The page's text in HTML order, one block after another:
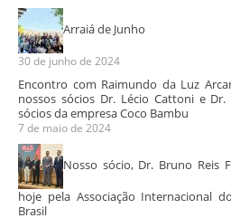
Arraiá de Junho
30 de junho de 2024
Encontro com Raimundo da Luz
nossos sócios Dr. Lécio Cattoni e
sócios da empresa Coco Bambu
7 de maio de 2024
Nosso sócio, Dr. Bruno Reis
hoje pela Associação Internacional
Brasil